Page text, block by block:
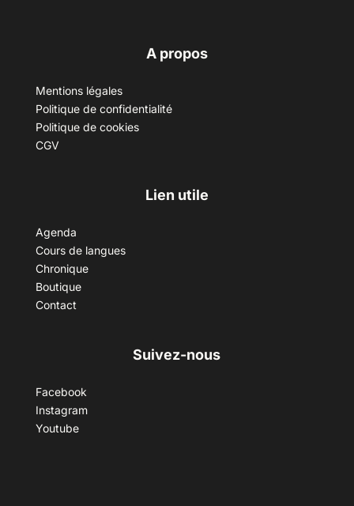
A propos
Mentions légales
Politique de confidentialité
Politique de cookies
CGV
Lien utile
Agenda
Cours de langues
Chronique
Boutique
Contact
Suivez-nous
Facebook
Instagram
Youtube